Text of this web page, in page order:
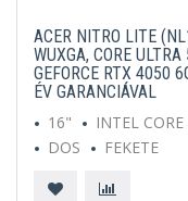
ACER NITRO LITE
WUXGA, CORE
GEFORCE RTX 4050
ÉV GARANCIÁVAL
16"
INTEL CORE
DOS
FEKETE